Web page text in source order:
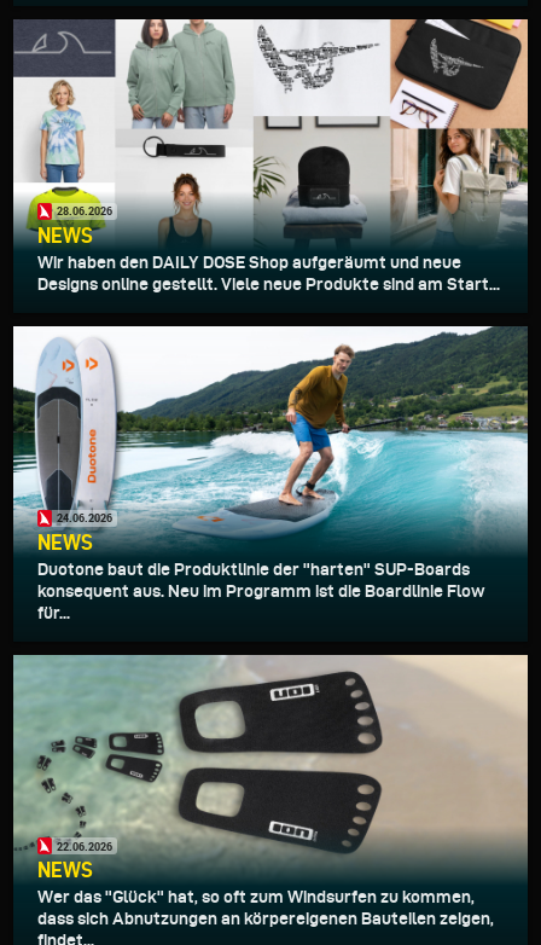
28.06.2026
NEWS
Wir haben den DAILY DOSE Shop aufgeräumt und neue
Designs online gestellt. Viele neue Produkte sind am Start...
24.06.2026
NEWS
Duotone baut die Produktlinie der "harten" SUP-Boards
konsequent aus. Neu im Programm ist die Boardlinie Flow
für...
22.06.2026
NEWS
Wer das "Glück" hat, so oft zum Windsurfen zu kommen,
dass sich Abnutzungen an körpereigenen Bauteilen zeigen,
findet...